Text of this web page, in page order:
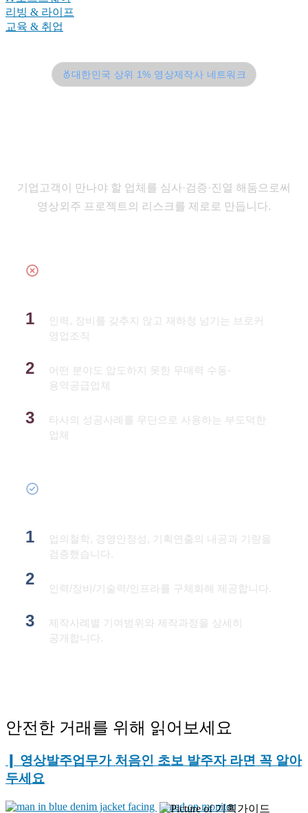
리빙 & 라이프
교육 & 취업
대한민국 상위 1% 영상제작사 네트워크
기업고객이 만나야 할 업체를 심사·검증·진열 해둠으로써
영상외주 프로젝트의 리스크를 제로로 만듭니다.
1
인력, 장비를 갖추지 않고 재하청 넘기는 브로커
영업조직
2
어떤 분야도 압도하지 못한 무매력 수동-
용역공급업체
3
타사의 성공사례를 무단으로 사용하는 부도덕한
업체
1
업의철학, 경영안정성, 기획연출의 내공과 기량을
검증했습니다.
2
인력/장비/기술력/인프라를 구체화해 제공합니다.
3
제작사례별 기여범위와 제작과정을 상세히
공개합니다.
안전한 거래를 위해 읽어보세요
❙ 영상발주업무가 처음인 초보 발주자 라면 꼭 알아
두세요